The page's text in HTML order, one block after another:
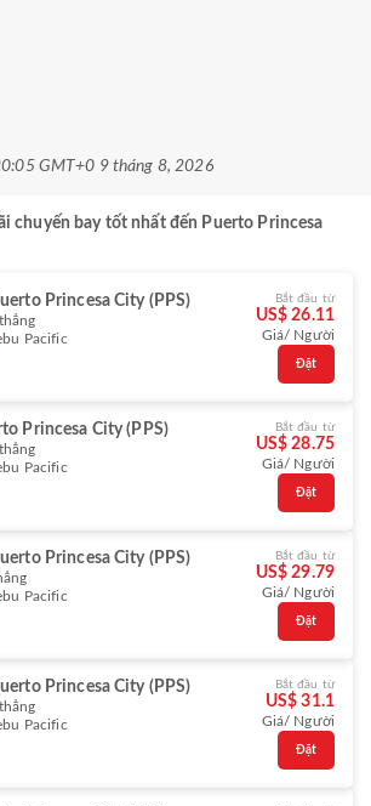
GMT+0 9 tháng 8, 2026
chuyến bay tốt nhất đến Puerto Princesa
Princesa City (PPS)
Pacific
Bắt đầu từ
US$ 26.11
Giá/ Người
Đặt
Princesa City (PPS)
Pacific
Bắt đầu từ
US$ 28.75
Giá/ Người
Đặt
Princesa City (PPS)
Pacific
Bắt đầu từ
US$ 29.79
Giá/ Người
Đặt
Princesa City (PPS)
Pacific
Bắt đầu từ
US$ 31.1
Giá/ Người
Đặt